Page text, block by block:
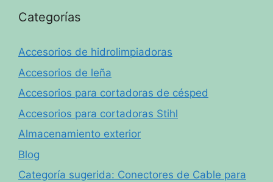
Categorías
Accesorios de hidrolimpiadoras
Accesorios de leña
Accesorios para cortadoras de césped
Accesorios para cortadoras Stihl
Almacenamiento exterior
Blog
Categoría sugerida: Conectores de Cable para